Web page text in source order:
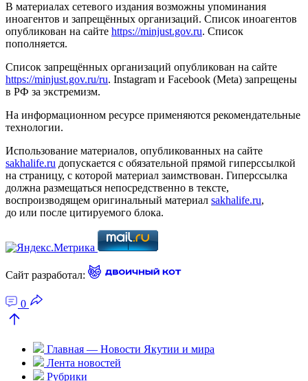
В материалах сетевого издания возможны упоминания
иноагентов и запрещённых организаций. Список иноагентов
опубликован на сайте https://minjust.gov.ru. Список
пополняется.
Список запрещённых организаций опубликован на сайте
https://minjust.gov.ru/ru. Instagram и Facebook (Metа) запрещены
в РФ за экстремизм.
На информационном ресурсе применяются рекомендательные
технологии.
Использование материалов, опубликованных на сайте
sakhalife.ru допускается с обязательной прямой гиперссылкой
на страницу, с которой материал заимствован. Гиперссылка
должна размещаться непосредственно в тексте,
воспроизводящем оригинальный материал sakhalife.ru,
до или после цитируемого блока.
Сайт разработал:
0
Главная — Новости Якутии и мира
Лента новостей
Рубрики